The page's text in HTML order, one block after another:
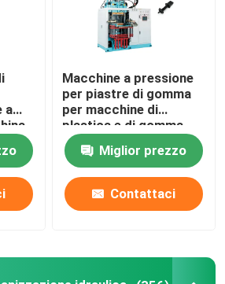
a
Macchine a pressione
per piastre di gomma
per macchine di
plastica e di gomma
Miglior prezzo
Contattaci